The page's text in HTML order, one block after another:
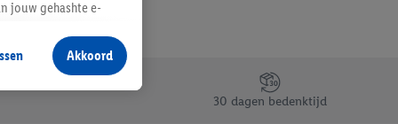
30 dagen bedenktijd
jouw gehashte e-
producten waarin je
te plaatsen
verschillende
Akkoord